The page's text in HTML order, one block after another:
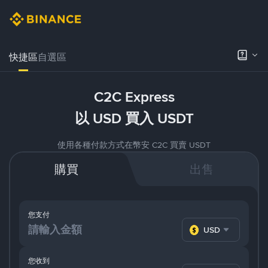
快捷區自選區
C2C Express
以 USD 買入 USDT
使用各種付款方式在幣安 C2C 買賣 USDT
購買 出售
您支付
USD
您收到